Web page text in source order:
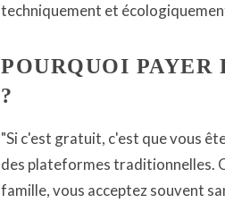
techniquement et
POURQUOI PAYER
?
"Si c'est gratuit, c'est que vous
des plateformes traditionnelles.
famille, vous acceptez souvent